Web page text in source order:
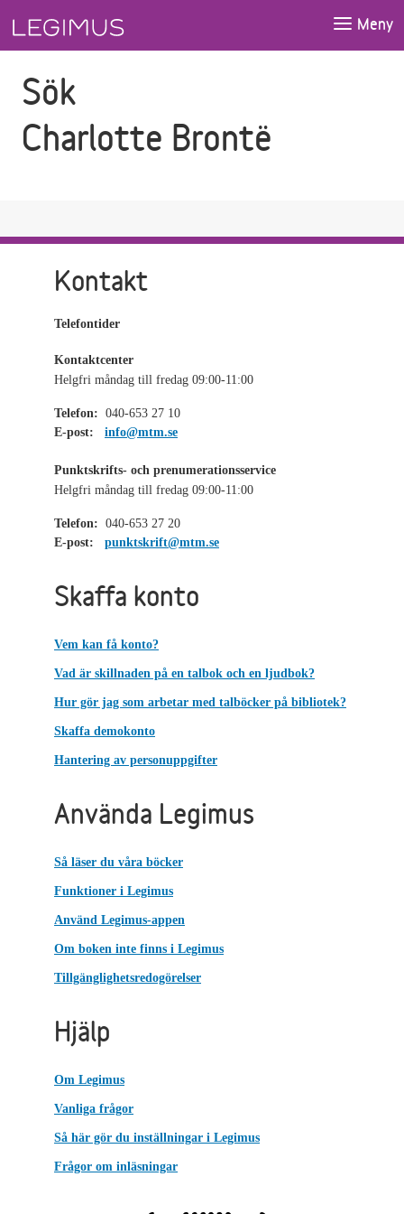
Meny
Sök
Charlotte Brontë
Kontakt
Telefontider
Kontaktcenter
Helgfri måndag till fredag 09:00-11:00
Telefon: 040-653 27 10
E-post:
info@mtm.se
Punktskrifts- och prenumerationsservice
Helgfri måndag till fredag 09:00-11:00
Telefon: 040-653 27 20
E-post:
punktskrift@mtm.se
Skaffa konto
Vem kan få konto?
Vad är skillnaden på en talbok och en ljudbok?
Hur gör jag som arbetar med talböcker på bibliotek?
Skaffa demokonto
Hantering av personuppgifter
Använda Legimus
Så läser du våra böcker
Funktioner i Legimus
Använd Legimus-appen
Om boken inte finns i Legimus
Tillgänglighetsredogörelser
Hjälp
Om Legimus
Vanliga frågor
Så här gör du inställningar i Legimus
Frågor om inläsningar